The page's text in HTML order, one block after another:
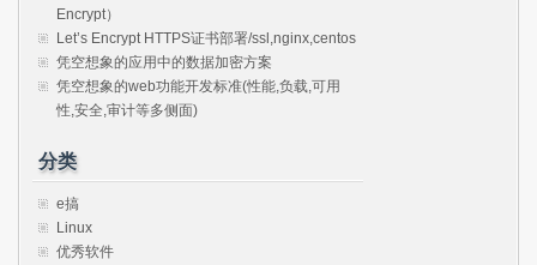
Encrypt）
Let’s Encrypt HTTPS证书部署/ssl,nginx,centos
凭空想象的应用中的数据加密方案
凭空想象的web功能开发标准(性能,负载,可用
性,安全,审计等多侧面)
分类
e搞
Linux
优秀软件